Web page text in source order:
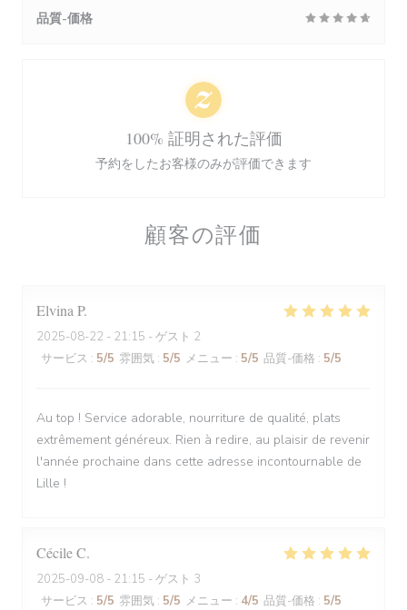
顧客の評価
Elvina P
2025-08-22 - 21:15 - ゲスト 2
サービス : 5/5 雰囲気 : 5/5 メニュー : 5/5 品質-価格 : 5/5
Au top ! Service adorable, nourriture de qualité, plats
extrêmement généreux. Rien à redire, au plaisir de revenir
l'année prochaine dans cette adresse incontournable de
Lille !
CécileC
2025-09-08 - 21:15 - ゲスト 3
サービス : 5/5 雰囲気 : 5/5 メニュー : 4/5 品質-価格 : 5/5
品質-価格
100% 証明された評価
予約をしたお客様のみが評価できます